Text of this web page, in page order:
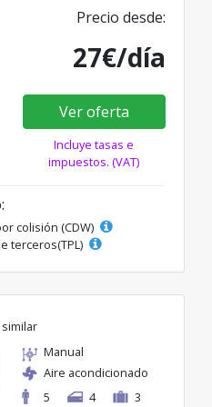
Precio desde:
27€/día
Ver oferta
Incluye tasas e
impuestos. (VAT)
colisión (CDW)
terceros(TPL)
similar
Manual
Aire acondicionado
5
4 3